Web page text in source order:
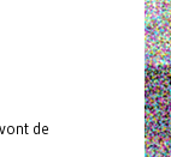
de